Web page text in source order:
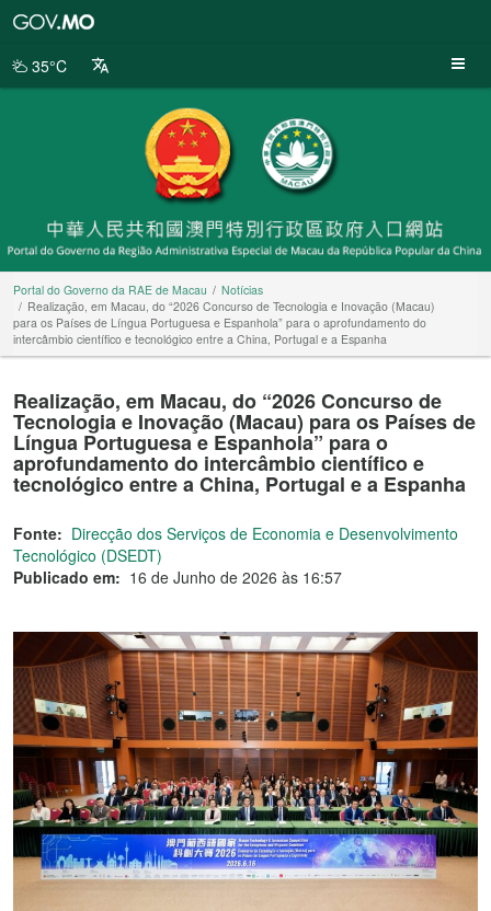
da
35°C
Portal do Governo da RAE de Macau
Notícias
Realização, em Macau, do “2026 Concurso de Tecnologia e Inovação (Macau)
para os Países de Língua Portuguesa e Espanhola” para o aprofundamento do
intercâmbio científico e tecnológico entre a China, Portugal e a Espanha
Realização, em Macau, do “2026 Concurso de
Tecnologia e Inovação (Macau) para os Países de
Língua Portuguesa e Espanhola” para o
aprofundamento do intercâmbio científico e
tecnológico entre a China, Portugal e a Espanha
Fonte: Direcção dos Serviços de Economia e Desenvolvimento
Tecnológico (DSEDT)
Publicado em: 16 de Junho de 2026 às 16:57